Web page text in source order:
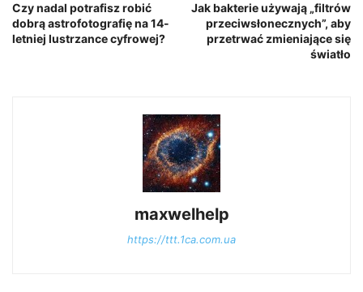
Czy nadal potrafisz robić
dobrą astrofotografię na 14-
letniej lustrzance cyfrowej?
Jak bakterie używają „filtrów
przeciwsłonecznych”, aby
przetrwać zmieniające się
światło
maxwelhelp
https://ttt.1ca.com.ua